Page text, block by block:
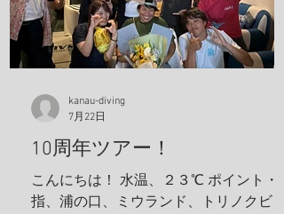
10周年ツアー！
こんにちは！ 水温、２３℃ ポイント・親
指、浦の口、ミウランド、トリノクビ、
kanau-diving
7月22日